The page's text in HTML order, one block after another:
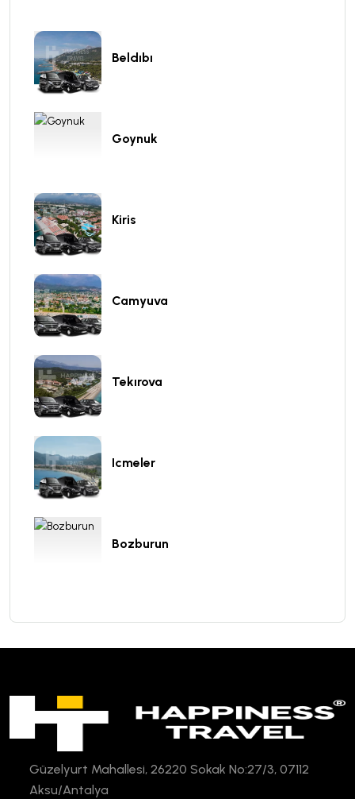
Beldıbı
Goynuk
Kiris
Camyuva
Tekırova
Icmeler
Bozburun
Güzelyurt Mahallesi, 26220 Sokak No:27/3, 07112
Aksu/Antalya